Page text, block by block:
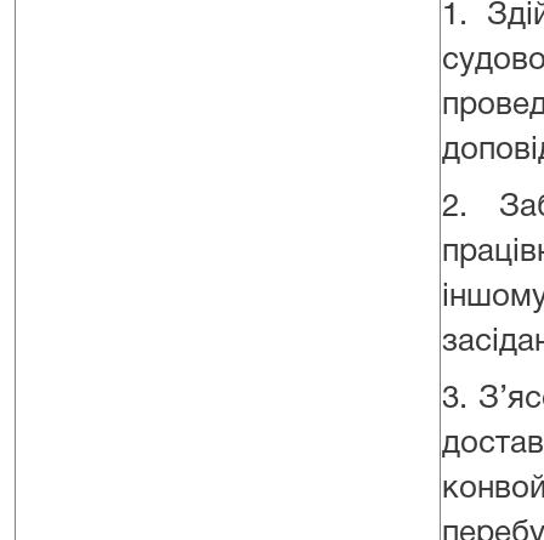
1.
2.
3.